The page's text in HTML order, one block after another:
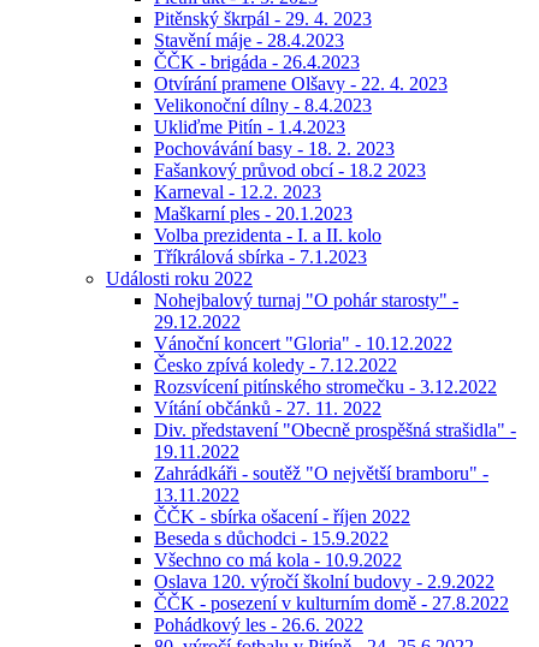
Pitěnský škrpál - 29. 4. 2023
Stavění máje - 28.4.2023
ČČK - brigáda - 26.4.2023
Otvírání pramene Olšavy - 22. 4. 2023
Velikonoční dílny - 8.4.2023
Ukliďme Pitín - 1.4.2023
Pochovávání basy - 18. 2. 2023
Fašankový průvod obcí - 18.2 2023
Karneval - 12.2. 2023
Maškarní ples - 20.1.2023
Volba prezidenta - I. a II. kolo
Tříkrálová sbírka - 7.1.2023
Události roku 2022
Nohejbalový turnaj "O pohár starosty" -
29.12.2022
Vánoční koncert "Gloria" - 10.12.2022
Česko zpívá koledy - 7.12.2022
Rozsvícení pitínského stromečku - 3.12.2022
Vítání občánků - 27. 11. 2022
Div. představení "Obecně prospěšná strašidla" -
19.11.2022
Zahrádkáři - soutěž "O největší bramboru" -
13.11.2022
ČČK - sbírka ošacení - říjen 2022
Beseda s důchodci - 15.9.2022
Všechno co má kola - 10.9.2022
Oslava 120. výročí školní budovy - 2.9.2022
ČČK - posezení v kulturním domě - 27.8.2022
Pohádkový les - 26.6. 2022